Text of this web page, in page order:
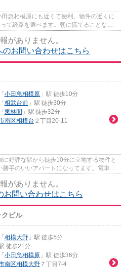
急相模原にも近くて便利。物件の近くに
て経路を選べます。朝に慌てることなく
がありません。
お問い合わせはこちら
「 小田急相模原 」駅 徒歩10分
「 相武台前 」駅 徒歩30分
「 東林間 」駅 徒歩32分
南区相模台 ２丁目20-11
好評な駅から徒歩10分に立地する物件と
手のいいアパートになってます。電車が
がありません。
お問い合わせはこちら
ビル
「 相模大野 」駅 徒歩5分
徒歩21分
「 小田急相模原 」駅 徒歩36分
南区相模大野 ７丁目7-4